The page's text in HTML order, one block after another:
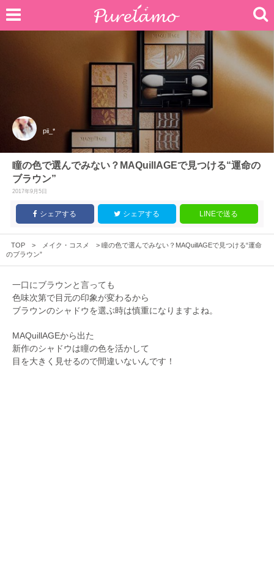
pii_*
瞳の色で選んでみない？MAQuillAGEで見つける“運命の
ブラウン”
2017年9月5日
シェアする シェアする LINEで送る
TOP > メイク・コスメ > 瞳の色で選んでみない？MAQuillAGEで見つける“運命
のブラウン”
一口にブラウンと言っても
色味次第で目元の印象が変わるから
ブラウンのシャドウを選ぶ時は慎重になりますよね。
MAQuillAGEから出た
新作のシャドウは瞳の色を活かして
目を大きく見せるので間違いないんです！